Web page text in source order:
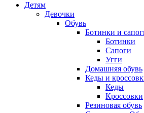
Детям
Девочки
Обувь
Ботинки и
Ботинки
Сапоги
Угги
Домашняя обувь
Кеды и
Кеды
Кроссовки
Резиновая обувь